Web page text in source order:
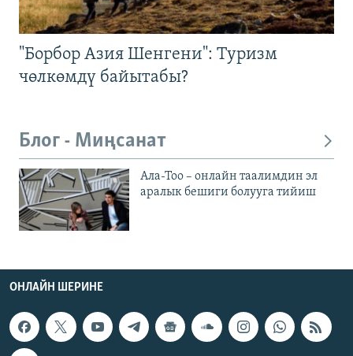
"Борбор Азия Шенгени": Туризм
чөлкөмдү байытабы?
Блог - Миңсанат
Ала-Тоо – онлайн таалимдин эл
аралык бешиги болууга тийиш
ОНЛАЙН ШЕРИНЕ